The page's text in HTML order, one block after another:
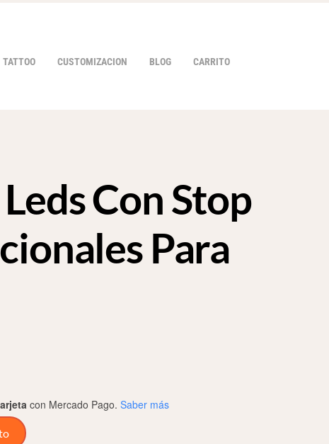
TATTOO CUSTOMIZACION BLOG CARRITO
HOVER
Con Stop
Para
con Mercado Pago. Saber más